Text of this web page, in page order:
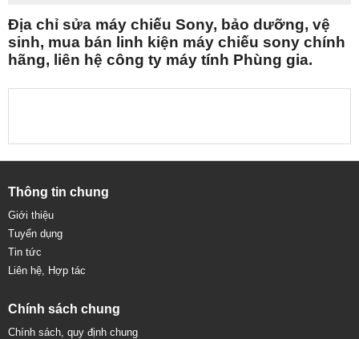
Địa chỉ sửa máy chiếu Sony, bảo dưỡng, vệ
sinh, mua bán linh kiện máy chiếu sony chính
hãng, liên hệ công ty máy tính Phùng gia.
Thông tin chung
Giới thiệu
Tuyển dụng
Tin tức
Liên hệ, Hợp tác
Chính sách chung
Chính sách, quy định chung